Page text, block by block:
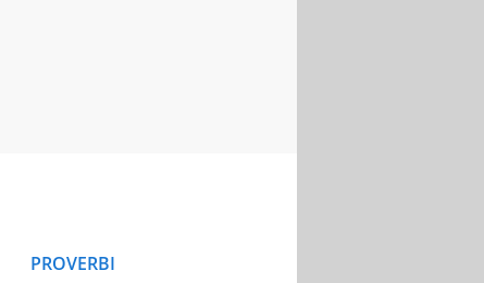
PROVERBI